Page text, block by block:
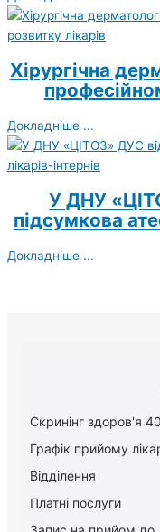
Хірургічна
Докладніше ...
У ДНУ
підсумкова
Докладніше ...
Скринінг здоров'я
Графік прийому
Відділення
Платні послуги